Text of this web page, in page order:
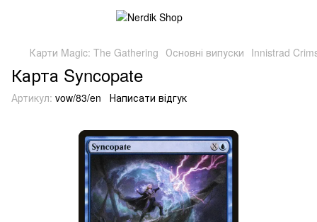
Карти Magic: The Gathering Основні випуски Innistrad
Карта Syncopate
Артикул: vow/83/en Написати відгук